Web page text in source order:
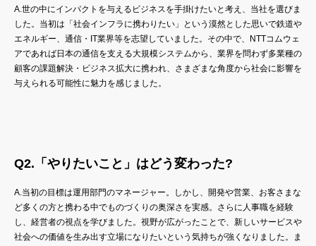
A.世の中にインパクトを与えるビジネスを手掛けたいと考え、当社を選びま
した。当初は「社会インフラに携わりたい」という漠然とした思いで鉄道や
エネルギー、通信・IT業界等を志望していました。その中で、NTTコムウェ
アであれば日本の通信を支える大規模システムから、業界を問わず多業種の
顧客の課題解決・ビジネス拡大に携われ、さまざまな角度から社会に影響を
与えられる可能性に魅力を感じました。
Q2.「やりたいこと」はどう変わった?
A.当初の目標は運用部門のマネージャー。しかし、開発や営業、お客さまな
ど多くの方と携わる中でものづくりの奥深さを実感。さらに人事職を経験
し、経営者の視点を学びました。視野が広がったことで、新しいサービスや
社会への価値を生み出す立場になりたいという気持ちが強くなりました。ま